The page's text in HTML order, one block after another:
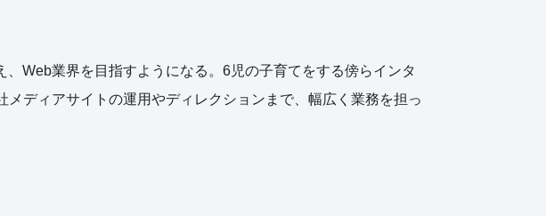
Web業界を目指すようになる。6児の子育てをする傍らインタ
ディアサイトの運用やディレクションまで、幅広く業務を担っ